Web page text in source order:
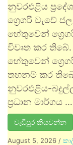
නුවරඑළිය
ග්‍රෙගරි වැවේ
හේතුවෙන්
විවෘත කර
හේතුවෙන්
තහනම් කර
නුවරඑළිය-
ප්‍රධාන මාර්ගය …
වැඩිපුර කියවන්න
August 5, 2026 /